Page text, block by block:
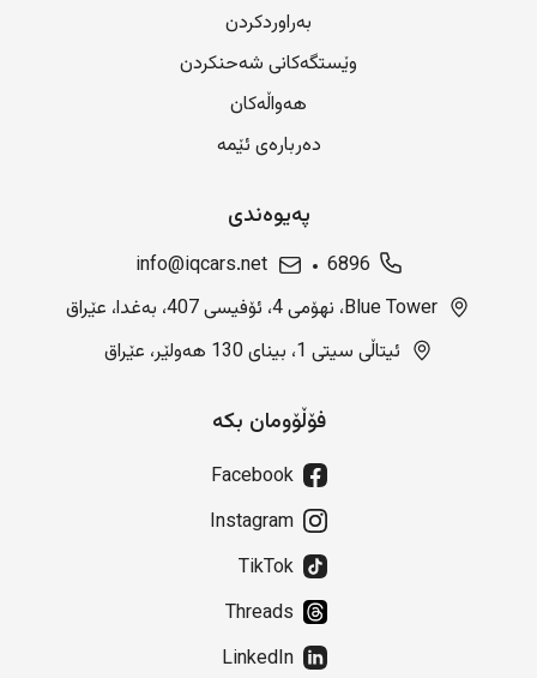
بەراوردکردن
وێستگەکانی شەحنکردن
هەواڵەکان
دەربارەی ئێمە
پەیوەندی
6896
info@iqcars.net
Blue Tower، نهۆمی 4، ئۆفیسی 407، بەغدا، عێراق
ئیتاڵی سیتی 1، بینای 130 هەولێر، عێراق
فۆڵۆومان بکە
Facebook
Instagram
TikTok
Threads
LinkedIn